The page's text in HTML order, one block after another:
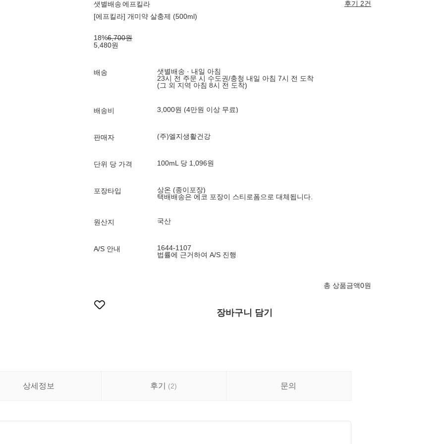
샛별배송에프킬라
후기 2건
[에프킬라] 개미약 살충제 (500ml)
18%6,700원
5,480원
배송
샛별배송 · 내일 아침
23시 전 주문 시 수도권/충청 내일 아침 7시 전 도착
(그 외 지역 아침 8시 전 도착)
배송비 3,000원 (4만원 이상 무료)
판매자 (주)엘지생활건강
단위 당 가격 100mL 당 1,096원
포장타입
상온 (종이포장)
택배배송은 에코 포장이 스티로폼으로 대체됩니다.
원산지 국산
A/S 안내
1644-1107
법률에 근거하여 A/S 진행
총 상품금액0원
장바구니 담기
상세정보 후기 (2) 문의